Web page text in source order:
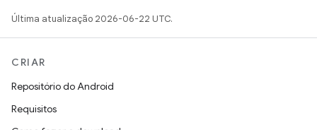
Última atualização 2026-06-22 UTC.
CRIAR
Repositório do Android
Requisitos